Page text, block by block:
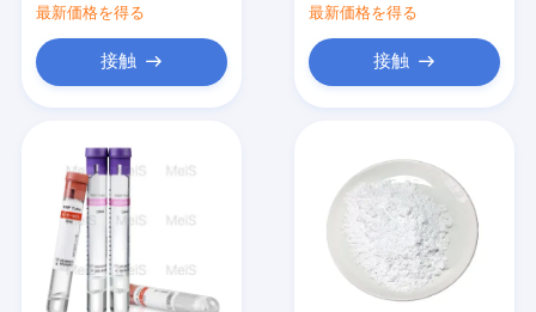
最新価格を得る
接触
最新価格を得る
接触